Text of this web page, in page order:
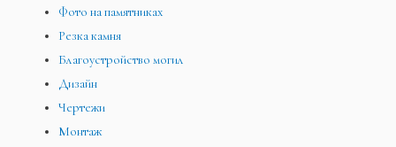
Фото на памятниках
Резка камня
Благоустройство могил
Дизайн
Чертежи
Монтаж